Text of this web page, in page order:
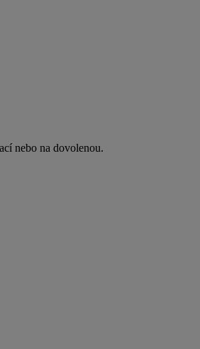
nebo na dovolenou.